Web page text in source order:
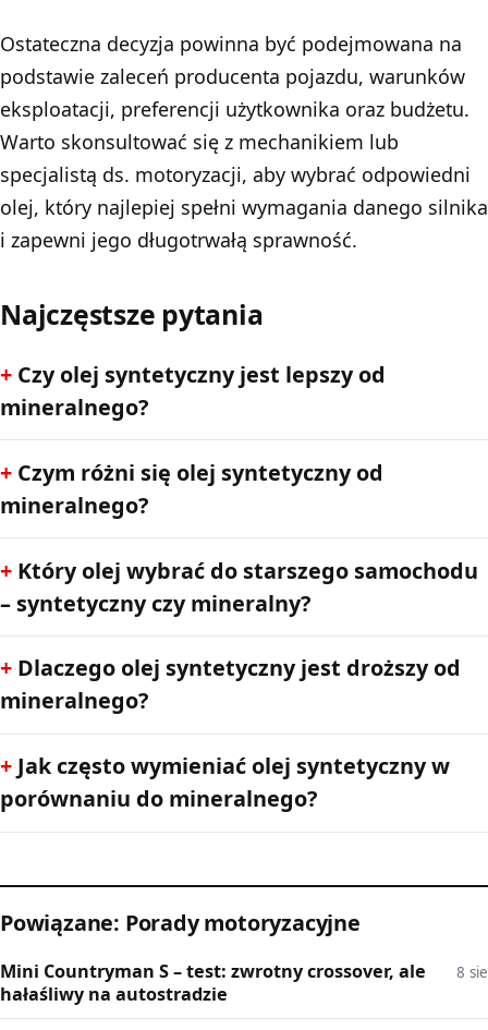
Ostateczna decyzja powinna być podejmowana na
podstawie zaleceń producenta pojazdu, warunków
eksploatacji, preferencji użytkownika oraz budżetu.
Warto skonsultować się z mechanikiem lub
specjalistą ds. motoryzacji, aby wybrać odpowiedni
olej, który najlepiej spełni wymagania danego silnika
i zapewni jego długotrwałą sprawność.
Najczęstsze pytania
Czy olej syntetyczny jest lepszy od
mineralnego?
Czym różni się olej syntetyczny od
mineralnego?
Który olej wybrać do starszego samochodu
– syntetyczny czy mineralny?
Dlaczego olej syntetyczny jest droższy od
mineralnego?
Jak często wymieniać olej syntetyczny w
porównaniu do mineralnego?
Powiązane: Porady motoryzacyjne
Mini Countryman S – test: zwrotny crossover, ale
hałaśliwy na autostradzie
8 sie